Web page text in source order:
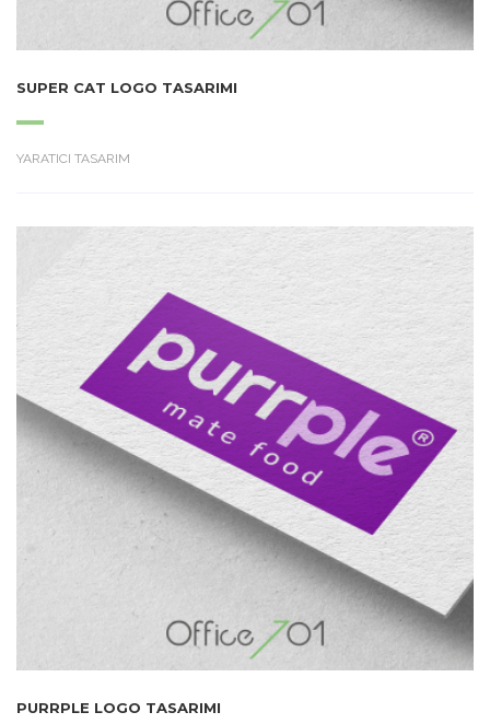
SUPER CAT LOGO TASARIMI
YARATICI TASARIM
PURRPLE LOGO TASARIMI